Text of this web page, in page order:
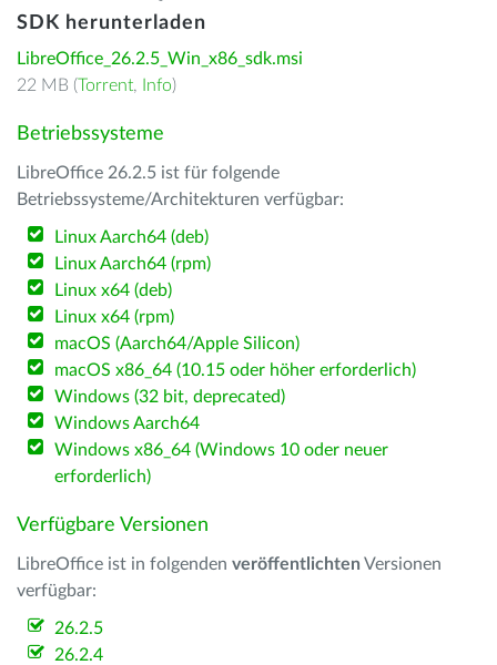
SDK herunterladen
LibreOffice_26.2.5_Win_x86_sdk.msi
22 MB (Torrent, Info)
Betriebssysteme
LibreOffice 26.2.5 ist für folgende
Betriebssysteme/Architekturen verfügbar:
Linux Aarch64 (deb)
Linux Aarch64 (rpm)
Linux x64 (deb)
Linux x64 (rpm)
macOS (Aarch64/Apple Silicon)
macOS x86_64 (10.15 oder höher erforderlich)
Windows (32 bit, deprecated)
Windows Aarch64
Windows x86_64 (Windows 10 oder neuer
erforderlich)
Verfügbare Versionen
LibreOffice ist in folgenden veröffentlichten Versionen
verfügbar:
26.2.5
26.2.4